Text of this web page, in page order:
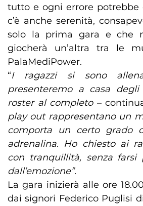
tutto e ogni errore potrebbe
c’è anche serenità,
solo la prima gara e che
giocherà un’altra tra le
PalaMediPower.
“I ragazzi si sono
presenteremo a casa
roster al completo–
play out rappresentano un
comporta un certo grado
adrenalina. Ho chiesto ai
con tranquillità, senza farsi
dall’emozione”.
La gara inizierà alle ore
dai signori Federico Puglisi